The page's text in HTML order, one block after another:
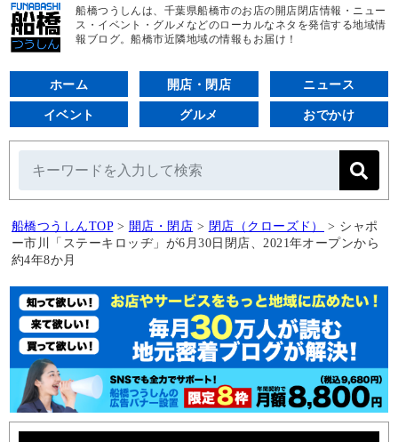
船橋つうしんは、千葉県船橋市のお店の開店閉店情報・ニュー
ス・イベント・グルメなどのローカルなネタを発信する地域情
報ブログ。船橋市近隣地域の情報もお届け！
ホーム 開店・閉店 ニュース
イベント グルメ おでかけ
船橋つうしんTOP > 開店・閉店 > 閉店（クローズド） > シャポ
ー市川「ステーキロッヂ」が6月30日閉店、2021年オープンから
約4年8か月